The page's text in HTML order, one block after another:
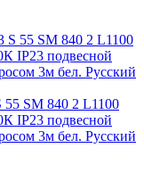
SM 840 2 L1100
IP23 подвесной
3м бел. Русский